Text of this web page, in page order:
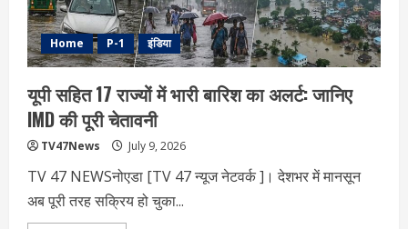
Home P-1 इंडिया
यूपी सहित 17 राज्यों में भारी बारिश का अलर्ट: जानिए
IMD की पूरी चेतावनी
TV47News July 9, 2026
TV 47 NEWSनोएडा [TV 47 न्‍यूज नेटवर्क ]। देशभर में मानसून
अब पूरी तरह सक्रिय हो चुका...